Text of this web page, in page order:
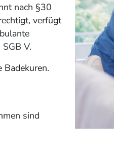
nach §30
verfügt
V.
sind